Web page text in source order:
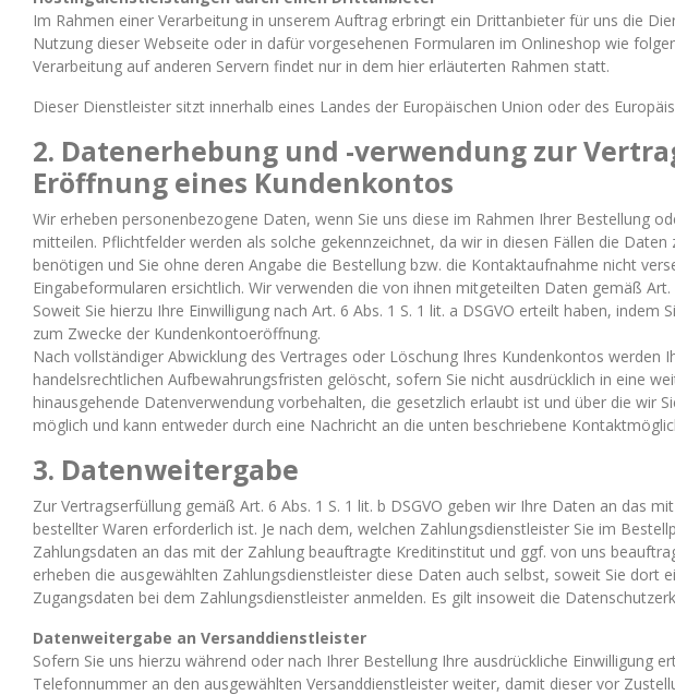
Im Rahmen einer Verarbeitung in unserem Auftrag erbringt ein Drittanbieter für uns die
Nutzung dieser Webseite oder in dafür vorgesehenen Formularen im Onlineshop wie
Verarbeitung auf anderen Servern findet nur in dem hier erläuterten Rahmen statt.
Dieser Dienstleister sitzt innerhalb eines Landes der Europäischen Union oder des
2. Datenerhebung und -verwendung zur
Eröffnung eines Kundenkontos
Wir erheben personenbezogene Daten, wenn Sie uns diese im Rahmen Ihrer Bestellung
mitteilen. Pflichtfelder werden als solche gekennzeichnet, da wir in diesen Fällen die
benötigen und Sie ohne deren Angabe die Bestellung bzw. die Kontaktaufnahme nicht
Eingabeformularen ersichtlich. Wir verwenden die von ihnen mitgeteilten Daten gemäß
Soweit Sie hierzu Ihre Einwilligung nach Art. 6 Abs. 1 S. 1 lit. a DSGVO erteilt haben,
zum Zwecke der Kundenkontoeröffnung.
Nach vollständiger Abwicklung des Vertrages oder Löschung Ihres Kundenkontos
handelsrechtlichen Aufbewahrungsfristen gelöscht, sofern Sie nicht ausdrücklich in eine
hinausgehende Datenverwendung vorbehalten, die gesetzlich erlaubt ist und über die wir
möglich und kann entweder durch eine Nachricht an die unten beschriebene
3. Datenweitergabe
Zur Vertragserfüllung gemäß Art. 6 Abs. 1 S. 1 lit. b DSGVO geben wir Ihre Daten an das
bestellter Waren erforderlich ist. Je nach dem, welchen Zahlungsdienstleister Sie im
Zahlungsdaten an das mit der Zahlung beauftragte Kreditinstitut und ggf. von uns
erheben die ausgewählten Zahlungsdienstleister diese Daten auch selbst, soweit Sie
Zugangsdaten bei dem Zahlungsdienstleister anmelden. Es gilt insoweit die
Datenweitergabe an Versanddienstleister
Sofern Sie uns hierzu während oder nach Ihrer Bestellung Ihre ausdrückliche Einwilligung
Telefonnummer an den ausgewählten Versanddienstleister weiter, damit dieser vor